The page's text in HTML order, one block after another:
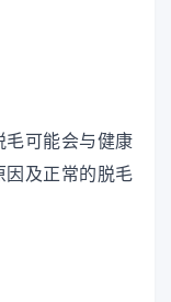
毛可能会与健康
因及正常的脱毛